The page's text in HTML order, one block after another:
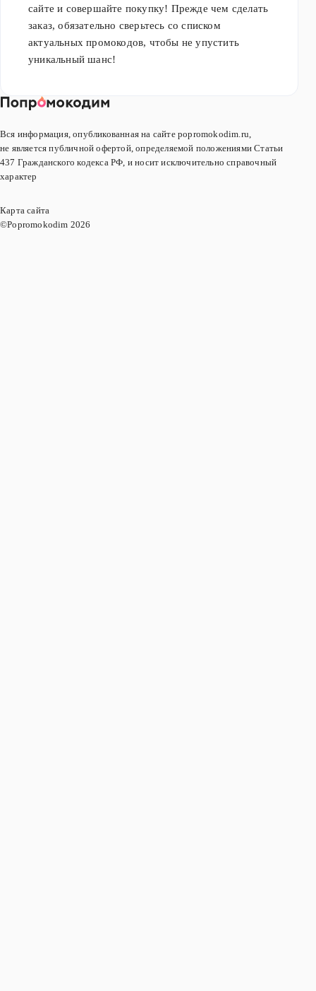
сайте и совершайте покупку! Прежде чем сделать
заказ, обязательно сверьтесь со списком
актуальных промокодов, чтобы не упустить
уникальный шанс!
©Popromokodim 2026
Карта сайта
Вся информация, опубликованная на сайте popromokodim.ru,
не является публичной офертой, определяемой положениями Статьи
437 Гражданского кодекса РФ, и носит исключительно справочный
характер